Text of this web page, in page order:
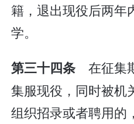
籍，退出现役后两年
学。
第三十四条 在征集
集服现役，同时被机
组织招录或者聘用的